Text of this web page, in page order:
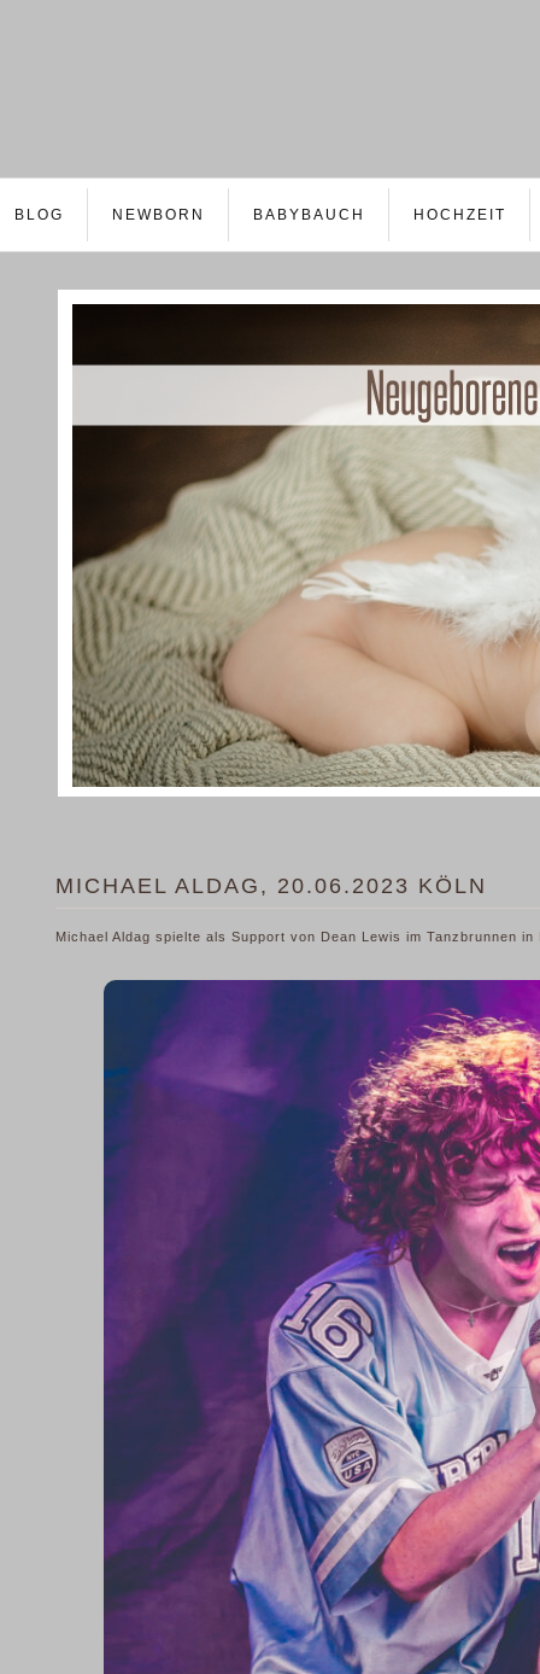
BLOG NEWBORN BABYBAUCH HOCHZEIT
MICHAEL ALDAG, 20.06.2023 KÖLN
Michael Aldag spielte als Support von Dean Lewis im Tanzbrunnen in